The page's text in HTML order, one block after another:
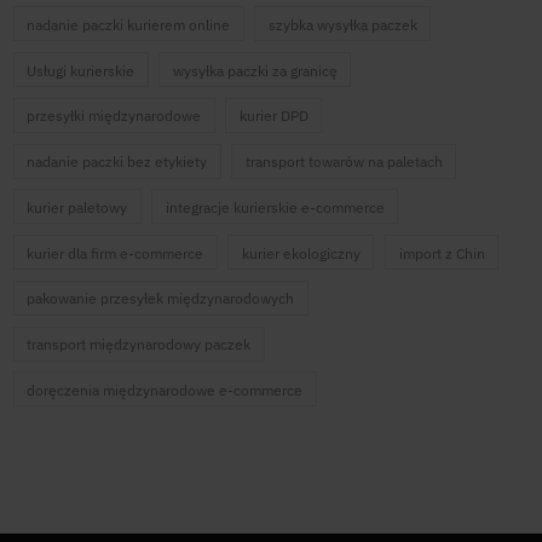
nadanie paczki kurierem online szybka wysyłka paczek
Usługi kurierskie wysyłka paczki za granicę
przesyłki międzynarodowe kurier DPD
nadanie paczki bez etykiety transport towarów na paletach
kurier paletowy integracje kurierskie e-commerce
kurier dla firm e-commerce kurier ekologiczny import z Chin
pakowanie przesyłek międzynarodowych
transport międzynarodowy paczek
doręczenia międzynarodowe e-commerce